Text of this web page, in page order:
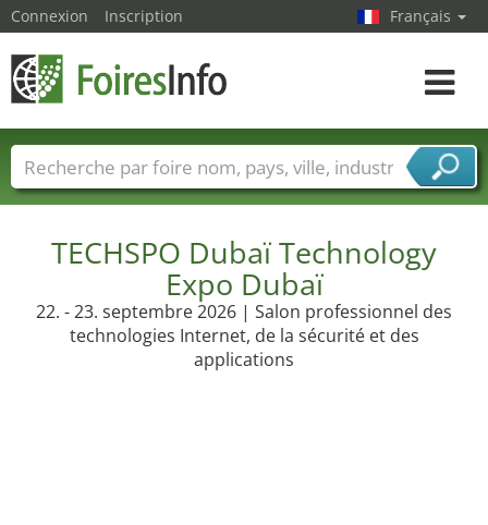
TECHSPO Dubaï Technology
Expo Dubaï
22. - 23. septembre 2026 | Salon professionnel des
technologies Internet, de la sécurité et des
applications
Connexion Inscription Français
Toggle
Foire noms Pays Villes
Secteurs de foire